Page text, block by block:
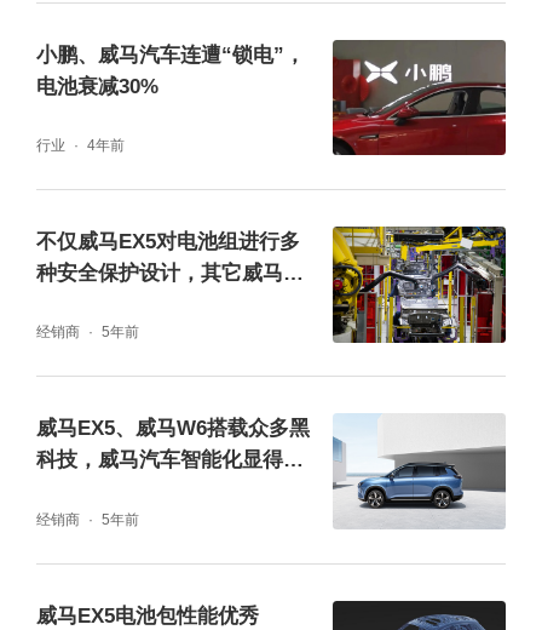
小鹏、威马汽车连遭“锁电”，
电池衰减30%
行业 4年前
不仅威马EX5对电池组进行多
种安全保护设计，其它威马汽
经销商 5年前
威马EX5、威马W6搭载众多黑
科技，威马汽车智能化显得尤
经销商 5年前
威马EX5电池包性能优秀